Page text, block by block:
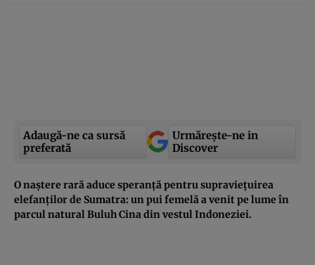
Adaugă-ne ca sursă
preferată
Urmărește-ne in
Discover
O naștere rară aduce speranță pentru supraviețuirea
elefanților de Sumatra: un pui femelă a venit pe lume în
parcul natural Buluh Cina din vestul Indoneziei.